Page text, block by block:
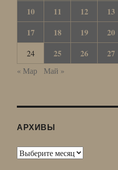
10
11 12 13
17
18 19 20
24 25 26 27
« Мар Май »
АРХИВЫ
Архивы